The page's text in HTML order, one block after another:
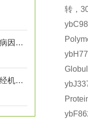
基因突变研究指出阿尔茨海默症病因新方向
特殊甲基化结合蛋白或是治疗神经机能障碍的关键
转，